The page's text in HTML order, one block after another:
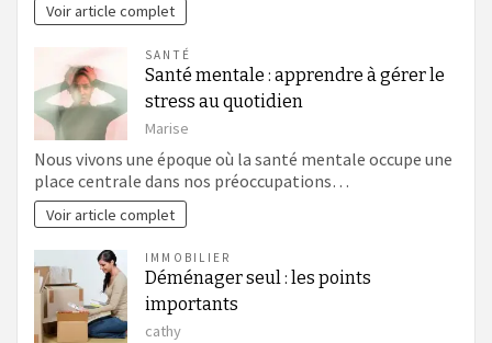
Voir article complet
SANTÉ
Santé mentale : apprendre à gérer le
stress au quotidien
Marise
Nous vivons une époque où la santé mentale occupe une
place centrale dans nos préoccupations…
Voir article complet
IMMOBILIER
Déménager seul : les points
importants
cathy